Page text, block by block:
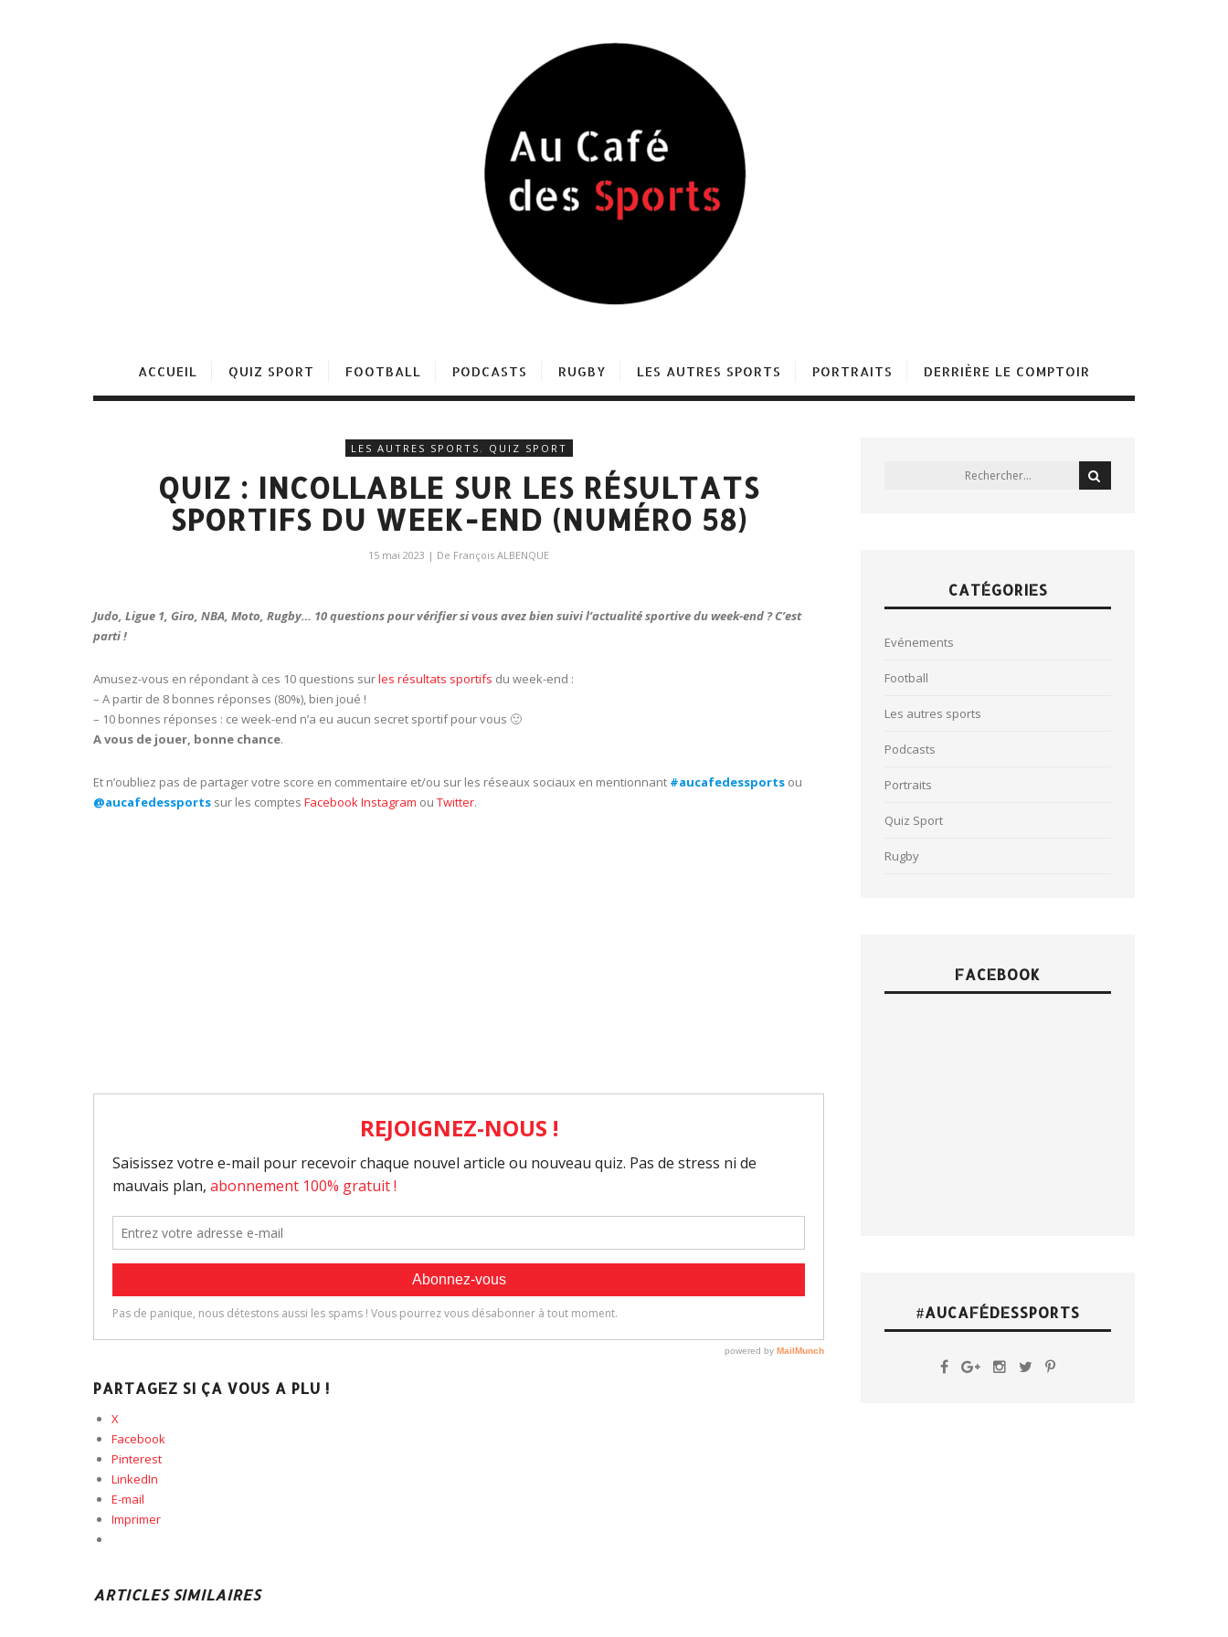
ACCUEIL QUIZ SPORT FOOTBALL PODCASTS RUGBY LES AUTRES SPORTS PORTRAITS DERRIÈRE LE COMPTOIR
LES AUTRES SPORTS , QUIZ SPORT
QUIZ : INCOLLABLE SUR LES RÉSULTATS
SPORTIFS DU WEEK-END (NUMÉRO 58)
15 mai 2023 | De François ALBENQUE
Judo, Ligue 1, Giro, NBA, Moto, Rugby… 10 questions pour vérifier si vous avez bien suivi l’actualité sportive du week-end ? C’est
parti !
Amusez-vous en répondant à ces 10 questions surles résultats sportifs du week-end :
– A partir de 8 bonnes réponses (80%), bien joué !
– 10 bonnes réponses : ce week-end n’a eu aucun secret sportif pour vous 🙂
A vous de jouer, bonne chance.
Et n’oubliez pas de partager votre score en commentaire et/ou sur les réseaux sociaux en mentionnant #aucafedessports ou
@aucafedessports sur les comptes FacebookInstagram ou Twitter.
PARTAGEZ SI ÇA VOUS A PLU !
X
Facebook
Pinterest
LinkedIn
E-mail
Imprimer
ARTICLES SIMILAIRES
CATÉGORIES
Evénements
Football
Les autres sports
Podcasts
Portraits
Quiz Sport
Rugby
FACEBOOK
#AUCAFÉDESSPORTS